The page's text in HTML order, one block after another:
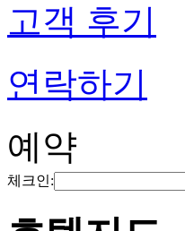
고객 후기
연락하기
예약
체크인: